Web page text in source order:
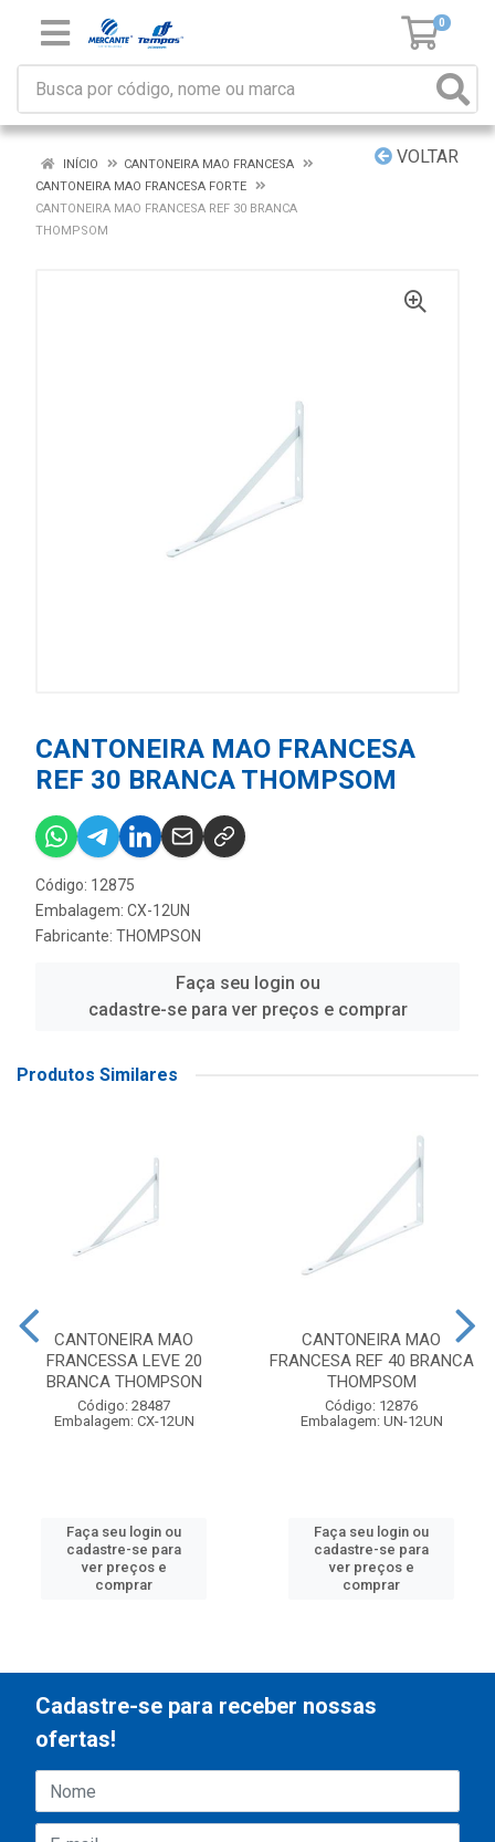
0
VOLTAR
INÍCIO
CANTONEIRA MAO FRANCESA
CANTONEIRA MAO FRANCESA FORTE
CANTONEIRA MAO FRANCESA REF 30 BRANCA
THOMPSOM
CANTONEIRA MAO FRANCESA
REF 30 BRANCA THOMPSOM
Código: 12875
Embalagem: CX-12UN
Fabricante: THOMPSON
Faça seu login ou
cadastre-se para ver preços e comprar
Produtos Similares
CANTONEIRA MAO
FRANCESSA LEVE 20
BRANCA THOMPSON
Código: 28487
Embalagem: CX-12UN
Faça seu login ou
cadastre-se para
ver preços e
comprar
CANTONEIRA MAO
FRANCESA REF 40 BRANCA
THOMPSOM
Código: 12876
Embalagem: UN-12UN
Faça seu login ou
cadastre-se para
ver preços e
comprar
Cadastre-se para receber nossas
ofertas!